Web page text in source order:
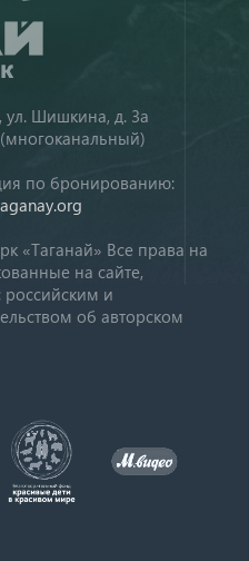
ул. Шишкина, д. 3а
по бронированию:
«Таганай» Все права на
на сайте,
российским и
об авторском